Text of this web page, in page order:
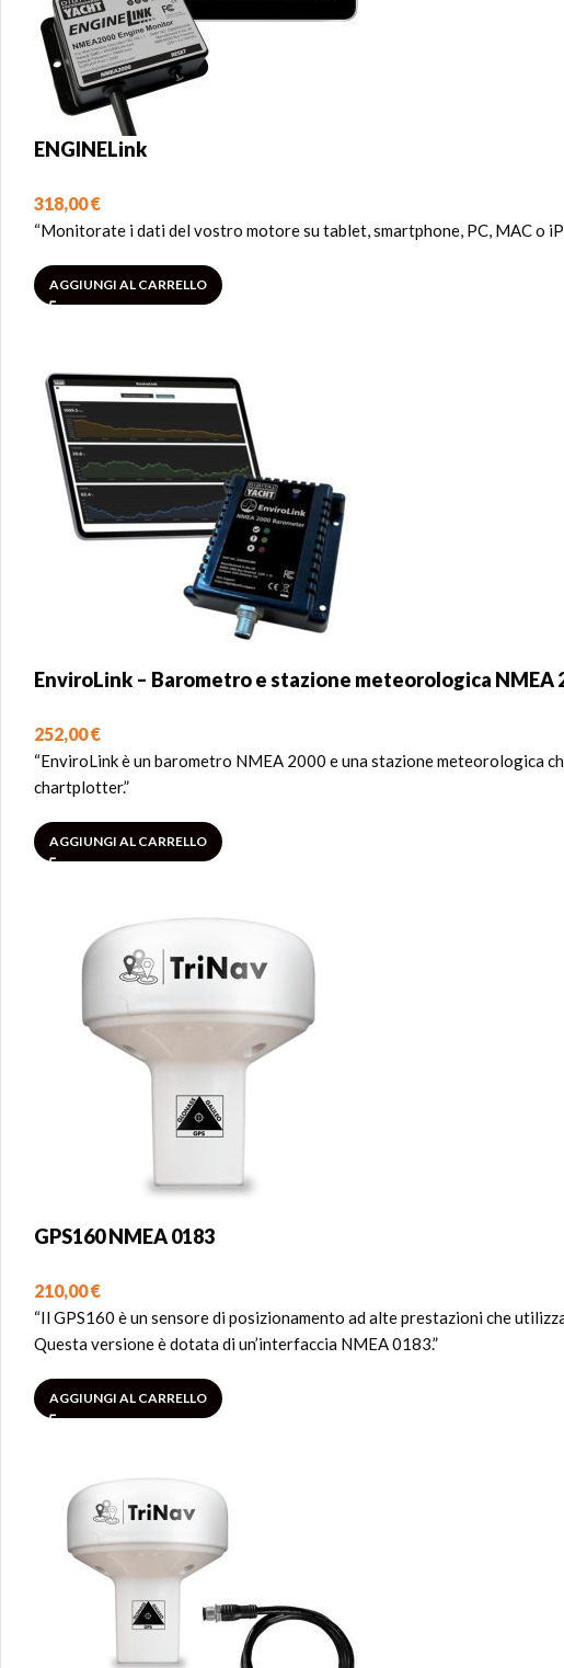
ENGINELink
318,00€
“Monitorate i dati del vostro motore su tablet, smartphone, PC, MAC o
AGGIUNGI AL CARRELLO
EnviroLink – Barometro e stazione meteorologica NMEA
252,00€
“EnviroLink è un barometro NMEA 2000 e una stazione meteorologica
chartplotter.”
AGGIUNGI AL CARRELLO
GPS160 NMEA 0183
210,00€
“Il GPS160 è un sensore di posizionamento ad alte prestazioni che
Questa versione è dotata di un’interfaccia NMEA 0183.”
AGGIUNGI AL CARRELLO